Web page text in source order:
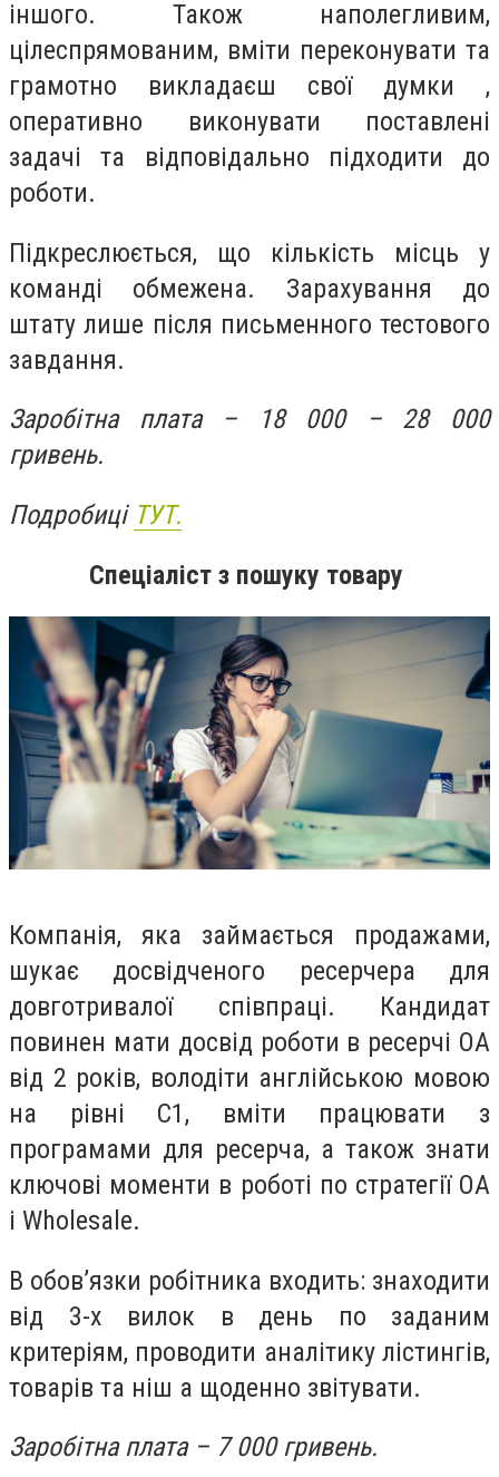
іншого. Також наполегливим,
цілеспрямованим, вміти переконувати та
грамотно викладаєш свої думки ,
оперативно виконувати поставлені
задачі та відповідально підходити до
роботи.
Підкреслюється, що кількість місць у
команді обмежена. Зарахування до
штату лише після письменного тестового
завдання.
Заробітна плата – 18 000 – 28 000
гривень.
Подробиці ТУТ.
Спеціаліст з пошуку товару
Компанія, яка займається продажами,
шукає досвідченого ресерчера для
довготривалої співпраці. Кандидат
повинен мати досвід роботи в ресерчі ОА
від 2 років, володіти англійською мовою
на рівні С1, вміти працювати з
програмами для ресерча, а також знати
ключові моменти в роботі по стратегії ОА
і Wholesale.
В обов’язки робітника входить: знаходити
від 3-х вилок в день по заданим
критеріям, проводити аналітику лістингів,
товарів та ніш а щоденно звітувати.
Заробітна плата – 7 000 гривень.